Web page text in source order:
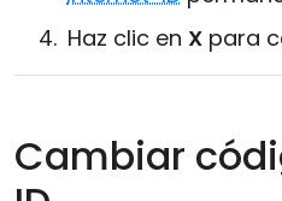
Haz clic en X para
Cambiar